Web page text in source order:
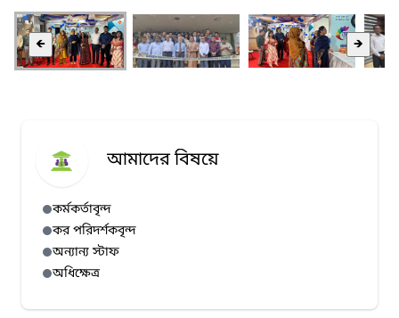
🡸 🡺
আমাদের বিষয়ে
কর্মকর্তাবৃন্দ
কর পরিদর্শকবৃন্দ
অন্যান্য স্টাফ
অধিক্ষেত্র